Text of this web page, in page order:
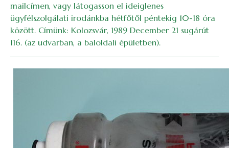
mailcímen, vagy látogasson el ideiglenes
ügyfélszolgálati irodánkba hétfőtől péntekig 10-18 óra
között. Címünk: Kolozsvár, 1989 December 21 sugárút
116. (az udvarban, a baloldali épületben).